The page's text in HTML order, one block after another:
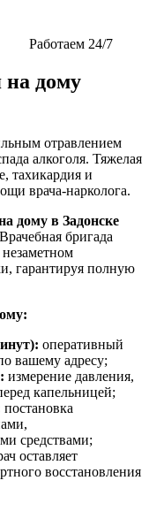
Работаем 24/7
на дому
отравлением
алкоголя. Тяжелая
тахикардия и
врача-нарколога.
дому в Задонске
бригада
гарантируя полную
оперативный
вашему адресу;
измерение давления,
капельницей;
постановка
средствами;
оставляет
восстановления